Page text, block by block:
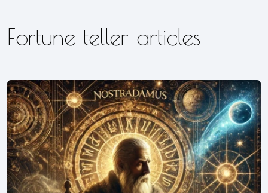
Fortune teller articles